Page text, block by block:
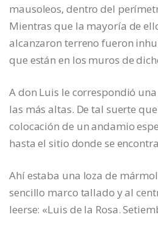
mausoleos, dentro del
Mientras que la mayoría de
alcanzaron terreno fueron
que están en los muros de
A don Luis le correspondió
las más altas. De tal suerte
colocación de un andamio
hasta el sitio donde se
Ahí estaba una loza de
sencillo marco tallado y al
leerse: «Luis de la Rosa.